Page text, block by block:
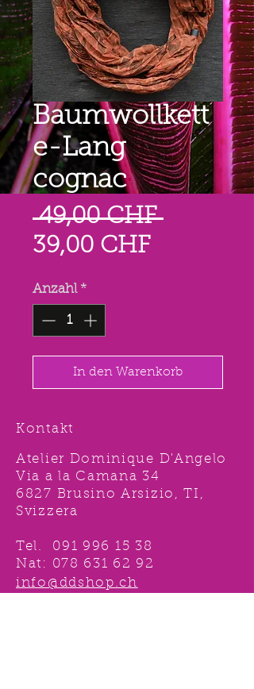
Baumwollkett
e-Lang
cognac
49,00 CHF
39,00 CHFSale-
Anzahl *
In den Warenkorb
Kontakt
Atelier Dominique D'Angelo
Via a la Camana 34
6827 Brusino Arsizio, TI,
Svizzera
Tel. 091 996 15 38
Nat: 078 631 62 92
info@ddshop.ch